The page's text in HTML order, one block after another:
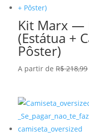
Kit Marx —
(Estátua +
Pôster)
A partir deR$218,99